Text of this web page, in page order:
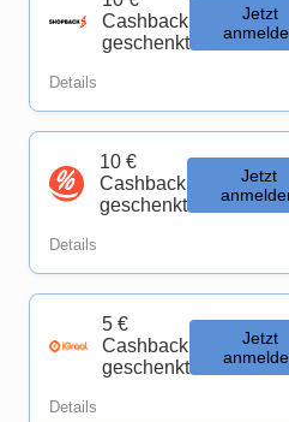
Cashback
geschenkt
Jetzt
Details
10 €
Cashback
geschenkt
Jetzt
Details
5 €
Cashback
geschenkt
Jetzt
Details